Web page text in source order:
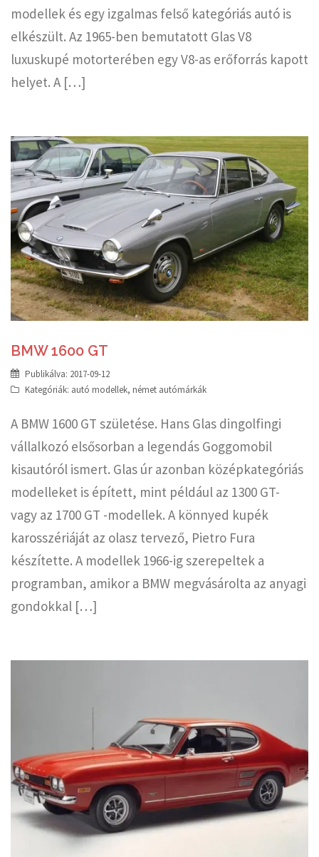
modellek és egy izgalmas felső kategóriás autó is
elkészült. Az 1965-ben bemutatott Glas V8
luxuskupé motorterében egy V8-as erőforrás kapott
helyet. A […]
BMW 1600 GT
Publikálva: 2017-09-12
Kategóriák: autó modellek, német autómárkák
A BMW 1600 GT születése. Hans Glas dingolfingi
vállalkozó elsősorban a legendás Goggomobil
kisautóról ismert. Glas úr azonban középkategóriás
modelleket is épített, mint például az 1300 GT-
vagy az 1700 GT -modellek. A könnyed kupék
karosszériáját az olasz tervező, Pietro Fura
készítette. A modellek 1966-ig szerepeltek a
programban, amikor a BMW megvásárolta az anyagi
gondokkal […]